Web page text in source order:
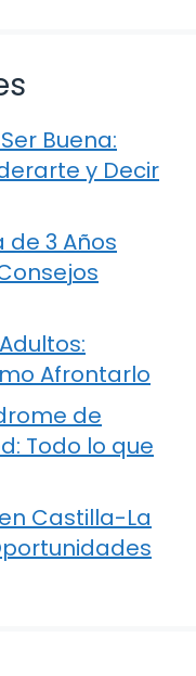
Buena:
y Decir
de 3 Años
Afrontarlo
de
Todo lo que
Castilla-La